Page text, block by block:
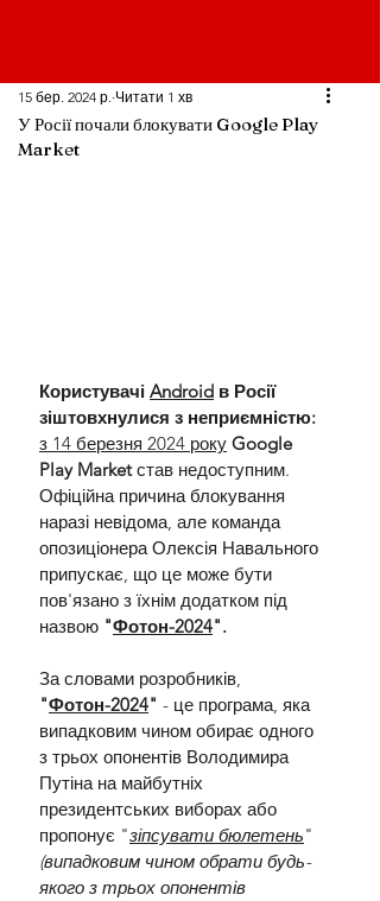
У Росії почали блокувати Google Play
Market
15 бер. 2024 р. Читати 1 хв
Користувачі Android в Росії
зіштовхнулися з неприємністю:
з 14 березня 2024 року Google
Play Market став недоступним.
Офіційна причина блокування
наразі невідома, але команда
опозиціонера Олексія Навального
припускає, що це може бути
пов'язано з їхнім додатком під
назвою "Фотон-2024".
За словами розробників,
"Фотон-2024" - це програма, яка
випадковим чином обирає одного
з трьох опонентів Володимира
Путіна на майбутніх
президентських виборах або
пропонує "зіпсувати бюлетень"
(випадковим чином обрати будь-
якого з трьох опонентів